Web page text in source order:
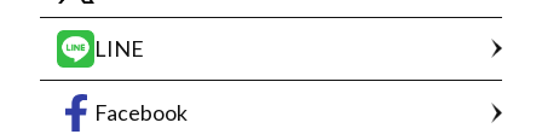
LINE
Facebook